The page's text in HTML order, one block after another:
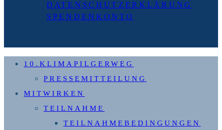
DATENSCHUTZERKLÄRUNG
SPENDENKONTO
10.KLIMAPILGERWEG
PRESSEMITTEILUNG
MITWIRKEN
TEILNAHME
TEILNAHMEBEDINGUNGEN